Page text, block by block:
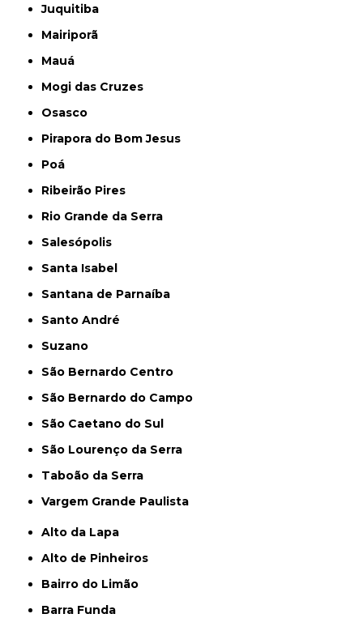
Juquitiba
Mairiporã
Mauá
Mogi das Cruzes
Osasco
Pirapora do Bom Jesus
Poá
Ribeirão Pires
Rio Grande da Serra
Salesópolis
Santa Isabel
Santana de Parnaíba
Santo André
Suzano
São Bernardo Centro
São Bernardo do Campo
São Caetano do Sul
São Lourenço da Serra
Taboão da Serra
Vargem Grande Paulista
Alto da Lapa
Alto de Pinheiros
Bairro do Limão
Barra Funda